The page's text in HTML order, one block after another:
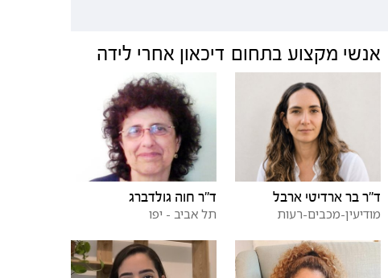
אנשי מקצוע בתחום דיכאון אחרי לידה
ד"ר בר ארדיטי ארבל
מודיעין-מכבים-רעות
ד"ר חוה גולדברג
תל אביב - יפו